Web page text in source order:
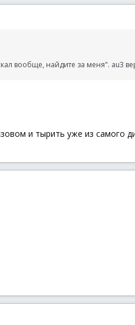
вообще, найдите за меня". au3
и тырить уже из самого